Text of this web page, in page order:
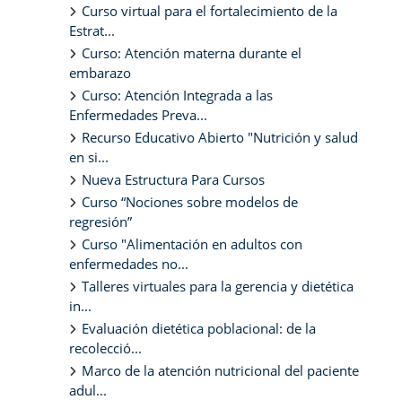
Curso virtual para el fortalecimiento de la
Estrat...
Curso: Atención materna durante el
embarazo
Curso: Atención Integrada a las
Enfermedades Preva...
Recurso Educativo Abierto "Nutrición y salud
en si...
Nueva Estructura Para Cursos
Curso “Nociones sobre modelos de
regresión”
Curso "Alimentación en adultos con
enfermedades no...
Talleres virtuales para la gerencia y dietética
in...
Evaluación dietética poblacional: de la
recolecció...
Marco de la atención nutricional del paciente
adul...